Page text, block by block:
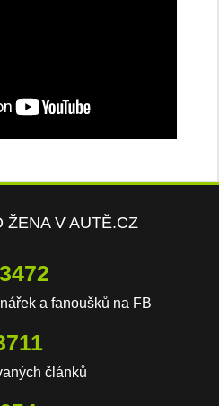
ŽENA V AUTĚ.CZ
a fanoušků na FB
článků